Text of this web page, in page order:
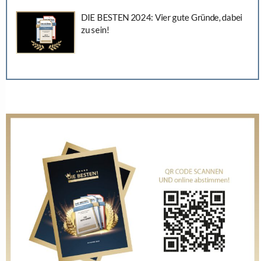
DIE BESTEN 2024: Vier gute Gründe, dabei
zu sein!